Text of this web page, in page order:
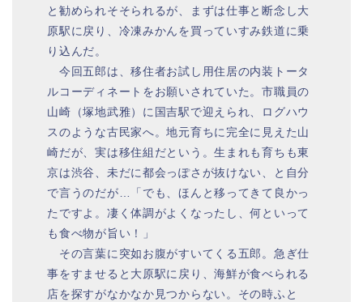
と勧められそそられるが、まずは仕事と断念し大
原駅に戻り、冷凍みかんを買っていすみ鉄道に乗
り込んだ。
今回五郎は、移住者お試し用住居の内装トータ
ルコーディネートをお願いされていた。市職員の
山崎（塚地武雅）に国吉駅で迎えられ、ログハウ
スのような古民家へ。地元育ちに完全に見えた山
崎だが、実は移住組だという。生まれも育ちも東
京は渋谷、未だに都会っぽさが抜けない、と自分
で言うのだが…「でも、ほんと移ってきて良かっ
たですよ。凄く体調がよくなったし、何といって
も食べ物が旨い！」
その言葉に突如お腹がすいてくる五郎。急ぎ仕
事をすませると大原駅に戻り、海鮮が食べられる
店を探すがなかなか見つからない。その時ふと